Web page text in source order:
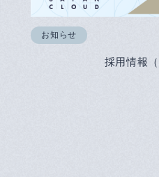
お知らせ
採用情報（